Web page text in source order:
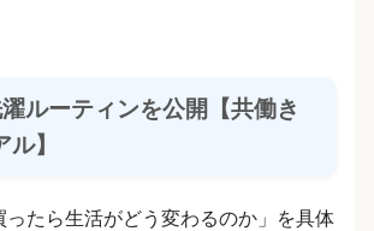
ルーティンを公開【共働き
】
ったら生活がどう変わるのか」を具体